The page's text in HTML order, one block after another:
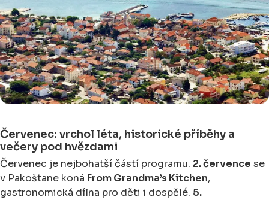
Červenec: vrchol léta, historické příběhy a
večery pod hvězdami
Červenec je nejbohatší částí programu. 2. července se
v Pakoštane koná From Grandma’s Kitchen,
gastronomická dílna pro děti i dospělé. 5.